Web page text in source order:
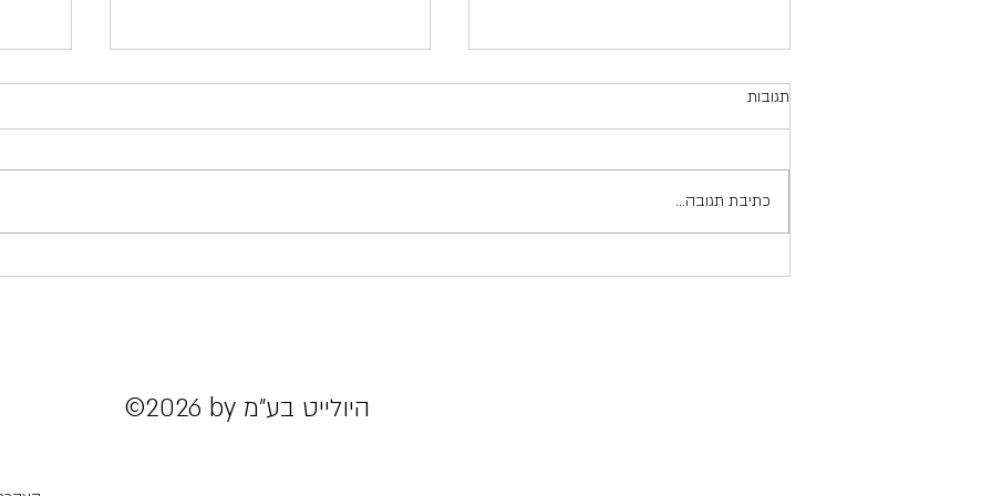
אמון וחשבון הבנק הרגשי - חיים
מה אם אגיד לכם שטעות גדולה שלי
אז
תגובות
כתיבת תגובה...
©2026 by היולייט בע"מ